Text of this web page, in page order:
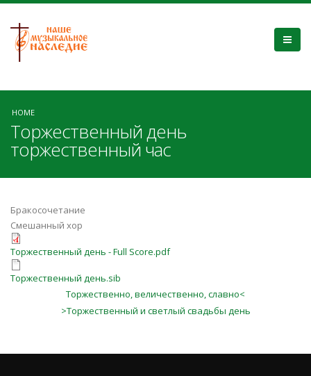
HOME
Торжественный день
торжественный час
Бракосочетание
Смешанный хор
Торжественный день - Full Score.pdf
Торжественный день.sib
Торжественно, величественно, славно<
>Торжественный и светлый свадьбы день